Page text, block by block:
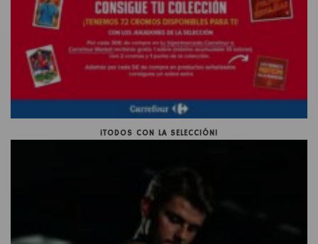
¡TODOS CON LA SELECCIÓN!